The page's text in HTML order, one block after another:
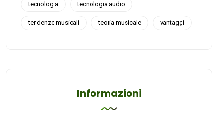
tecnologia tecnologia audio
tendenze musicali teoria musicale vantaggi
Informazioni